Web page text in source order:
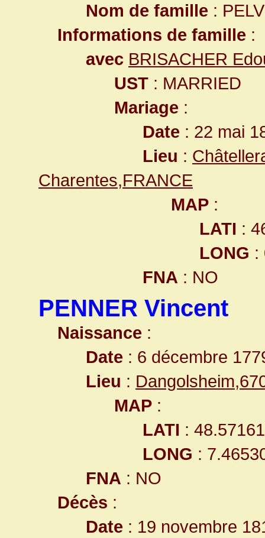
Nom de famille :
Informations de famille :
avec BRISACHER
UST : MARRIED
Mariage :
Date : 22 mai
Lieu :
Charentes,FRANCE
MAP :
LATI :
LONG :
FNA : NO
PENNER Vincent
Naissance :
Date : 6 décembre
Lieu :
MAP :
LATI :
LONG :
FNA : NO
Décès :
Date : 19 novembre